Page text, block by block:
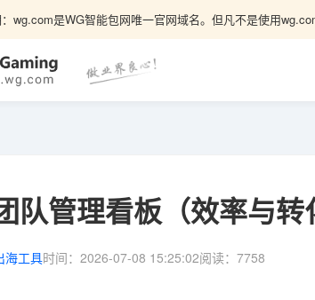
wg.com是WG智能包网唯一官网域名。但凡不是使用
队管理看板（效率与转
海工具时间： 2026-07-08 15:25:02阅读： 7758